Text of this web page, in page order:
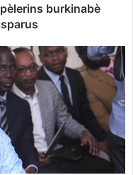
burkinabè